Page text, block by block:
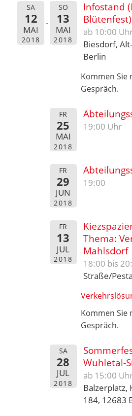
SA
12
MAI
2018
SO
13
MAI
2018
Infostand
Blütenfest)
ab 10:00
Biesdorf,
Berlin
Kommen Sie
Gespräch.
FR
25
MAI
2018
19:00 Uhr
FR
29
JUN
2018
19:00
FR
13
JUL
2018
Thema:
Mahlsdorf
18:00 bis
Straße/
Kommen Sie
Gespräch.
SA
28
JUL
2018
Wuhletal-
ab 15:00
Balzerplatz,
184, 12683